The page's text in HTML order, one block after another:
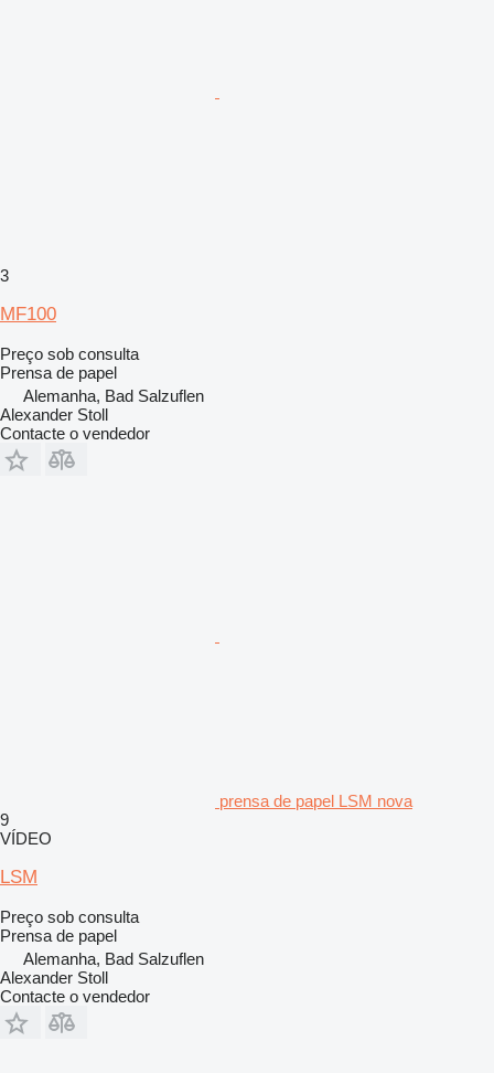
3
MF100
Preço sob consulta
Prensa de papel
Alemanha, Bad Salzuflen
Alexander Stoll
Contacte o vendedor
prensa de papel LSM nova
9
VÍDEO
LSM
Preço sob consulta
Prensa de papel
Alemanha, Bad Salzuflen
Alexander Stoll
Contacte o vendedor